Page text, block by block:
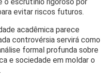
evitar riscos futuros.
acadêmica parece
controvérsia servirá como
formal profunda sobre
e sociedade em moldar o